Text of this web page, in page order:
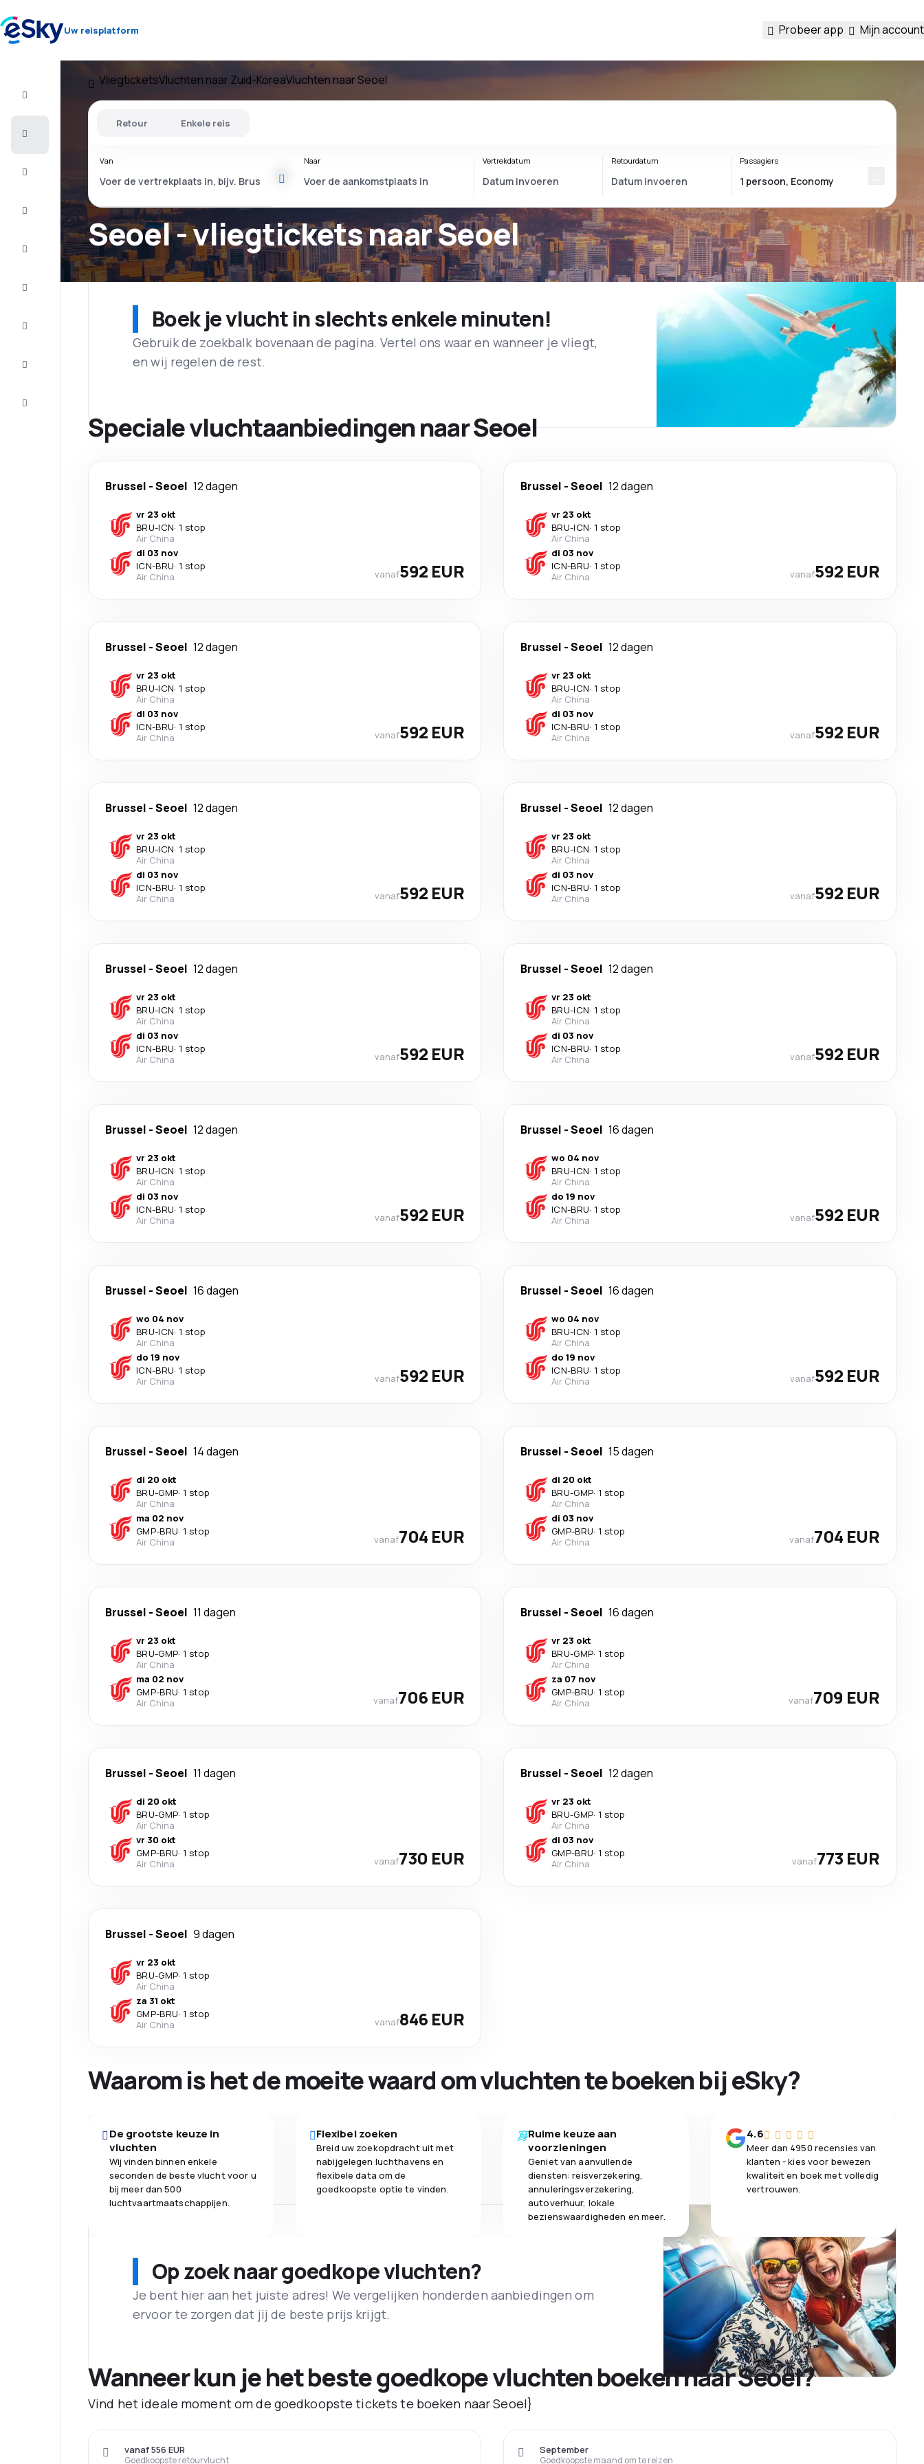
Uw reisplatform Probeer app Mijn account
VliegticketsVluchten naar Zuid-KoreaVluchten naar Seoel
Seoel - vliegtickets naar Seoel
Retour Enkele reis
Van Naar Vertrekdatum Retourdatum Passagiers
Boek je vlucht in slechts enkele minuten!
Gebruik de zoekbalk bovenaan de pagina. Vertel ons waar en wanneer je vliegt,
en wij regelen de rest.
Speciale vluchtaanbiedingen naar Seoel
Brussel -Seoel 12 dagen
vr 23 okt
BRU-ICN· 1 stop
Air China
di 03 nov
ICN-BRU· 1 stop
Air China
vanaf592 EUR
Brussel -Seoel 12 dagen
vr 23 okt
BRU-ICN· 1 stop
Air China
di 03 nov
ICN-BRU· 1 stop
Air China
vanaf592 EUR
Brussel -Seoel 12 dagen
vr 23 okt
BRU-ICN· 1 stop
Air China
di 03 nov
ICN-BRU· 1 stop
Air China
vanaf592 EUR
Brussel -Seoel 12 dagen
vr 23 okt
BRU-ICN· 1 stop
Air China
di 03 nov
ICN-BRU· 1 stop
Air China
vanaf592 EUR
Brussel -Seoel 12 dagen
vr 23 okt
BRU-ICN· 1 stop
Air China
di 03 nov
ICN-BRU· 1 stop
Air China
vanaf592 EUR
Brussel -Seoel 12 dagen
vr 23 okt
BRU-ICN· 1 stop
Air China
di 03 nov
ICN-BRU· 1 stop
Air China
vanaf592 EUR
Brussel -Seoel 12 dagen
vr 23 okt
BRU-ICN· 1 stop
Air China
di 03 nov
ICN-BRU· 1 stop
Air China
vanaf592 EUR
Brussel -Seoel 12 dagen
vr 23 okt
BRU-ICN· 1 stop
Air China
di 03 nov
ICN-BRU· 1 stop
Air China
vanaf592 EUR
Brussel -Seoel 12 dagen
vr 23 okt
BRU-ICN· 1 stop
Air China
di 03 nov
ICN-BRU· 1 stop
Air China
vanaf592 EUR
Brussel -Seoel 16 dagen
wo 04 nov
BRU-ICN· 1 stop
Air China
do 19 nov
ICN-BRU· 1 stop
Air China
vanaf592 EUR
Brussel -Seoel 16 dagen
wo 04 nov
BRU-ICN· 1 stop
Air China
do 19 nov
ICN-BRU· 1 stop
Air China
vanaf592 EUR
Brussel -Seoel 16 dagen
wo 04 nov
BRU-ICN· 1 stop
Air China
do 19 nov
ICN-BRU· 1 stop
Air China
vanaf592 EUR
Brussel -Seoel 14 dagen
di 20 okt
BRU-GMP· 1 stop
Air China
ma 02 nov
GMP-BRU· 1 stop
Air China
vanaf704 EUR
Brussel -Seoel 15 dagen
di 20 okt
BRU-GMP· 1 stop
Air China
di 03 nov
GMP-BRU· 1 stop
Air China
vanaf704 EUR
Brussel -Seoel 11 dagen
vr 23 okt
BRU-GMP· 1 stop
Air China
ma 02 nov
GMP-BRU· 1 stop
Air China
vanaf706 EUR
Brussel -Seoel 16 dagen
vr 23 okt
BRU-GMP· 1 stop
Air China
za 07 nov
GMP-BRU· 1 stop
Air China
vanaf709 EUR
Brussel -Seoel 11 dagen
di 20 okt
BRU-GMP· 1 stop
Air China
vr 30 okt
GMP-BRU· 1 stop
Air China
vanaf730 EUR
Brussel -Seoel 12 dagen
vr 23 okt
BRU-GMP· 1 stop
Air China
di 03 nov
GMP-BRU· 1 stop
Air China
vanaf773 EUR
Brussel -Seoel 9 dagen
vr 23 okt
BRU-GMP· 1 stop
Air China
za 31 okt
GMP-BRU· 1 stop
Air China
vanaf846 EUR
Waarom is het de moeite waard om vluchten te boeken bij eSky?
De grootste keuze in
vluchten
Wij vinden binnen enkele
seconden de beste vlucht voor u
bij meer dan 500
luchtvaartmaatschappijen.
Flexibel zoeken
Breid uw zoekopdracht uit met
nabijgelegen luchthavens en
flexibele data om de
goedkoopste optie te vinden.
Ruime keuze aan
voorzieningen
Geniet van aanvullende
diensten: reisverzekering,
annuleringsverzekering,
autoverhuur, lokale
bezienswaardigheden en meer.
4.6
Meer dan 4950 recensies van
klanten - kies voor bewezen
kwaliteit en boek met volledig
vertrouwen.
Op zoek naar goedkope vluchten?
Je bent hier aan het juiste adres! We vergelijken honderden aanbiedingen om
ervoor te zorgen dat jij de beste prijs krijgt.
Wanneer kun je het beste goedkope vluchten boeken naar Seoel?
Vind het ideale moment om de goedkoopste tickets te boeken naar Seoel}
Goedkoopste retourvlucht
vanaf 556 EUR
Goedkoopste maand om te reizen
September